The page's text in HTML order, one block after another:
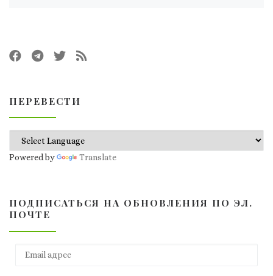
ПЕРЕВЕСТИ
Powered by Translate
ПОДПИСАТЬСЯ НА ОБНОВЛЕНИЯ ПО ЭЛ.
ПОЧТЕ